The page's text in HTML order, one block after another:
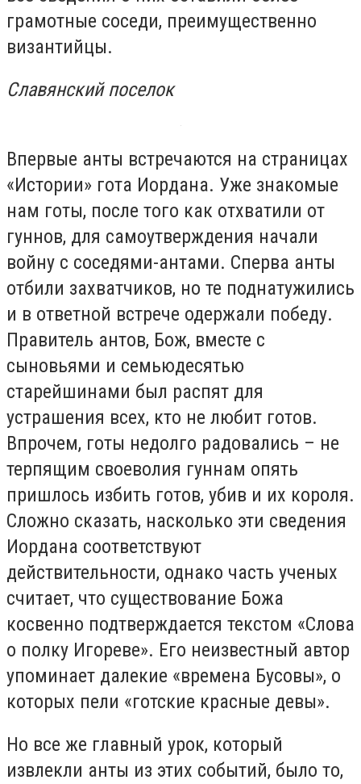
грамотные соседи, преимущественно
византийцы.
Славянский поселок
Впервые анты встречаются на страницах
«Истории» гота Иордана. Уже знакомые
нам готы, после того как отхватили от
гуннов, для самоутверждения начали
войну с соседями-антами. Сперва анты
отбили захватчиков, но те поднатужились
и в ответной встрече одержали победу.
Правитель антов, Бож, вместе с
сыновьями и семьюдесятью
старейшинами был распят для
устрашения всех, кто не любит готов.
Впрочем, готы недолго радовались – не
терпящим своеволия гуннам опять
пришлось избить готов, убив и их короля.
Сложно сказать, насколько эти сведения
Иордана соответствуют
действительности, однако часть ученых
считает, что существование Божа
косвенно подтверждается текстом «Слова
о полку Игореве». Его неизвестный автор
упоминает далекие «времена Бусовы», о
которых пели «готские красные девы».
Но все же главный урок, который
извлекли анты из этих событий, было то,